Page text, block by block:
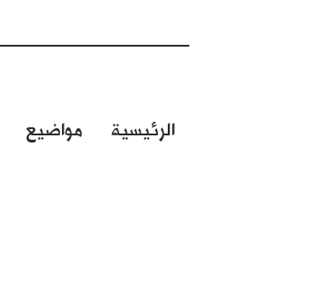
الرئيسية مواضيع